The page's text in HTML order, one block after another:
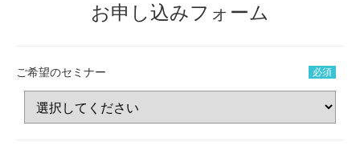
お申し込みフォーム
ご希望のセミナー 必須